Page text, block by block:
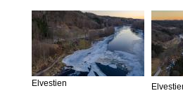
Elvestien